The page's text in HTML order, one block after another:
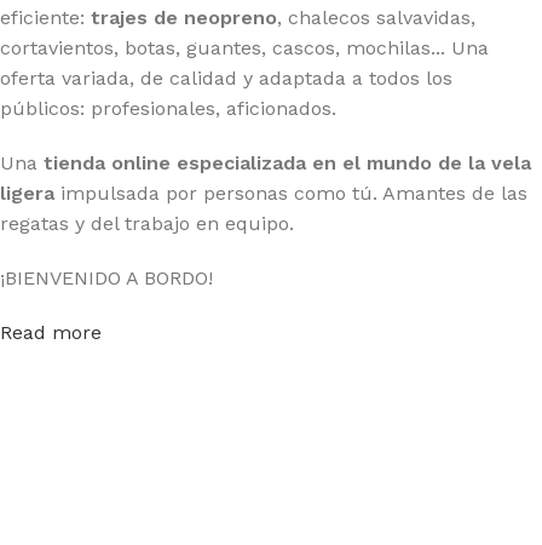
eficiente: trajes de neopreno, chalecos salvavidas,
cortavientos, botas, guantes, cascos, mochilas... Una
oferta variada, de calidad y adaptada a todos los
públicos: profesionales, aficionados.
Una tienda online especializada en el mundo de la vela
ligera impulsada por personas como tú. Amantes de las
regatas y del trabajo en equipo.
¡BIENVENIDO A BORDO!
Read more